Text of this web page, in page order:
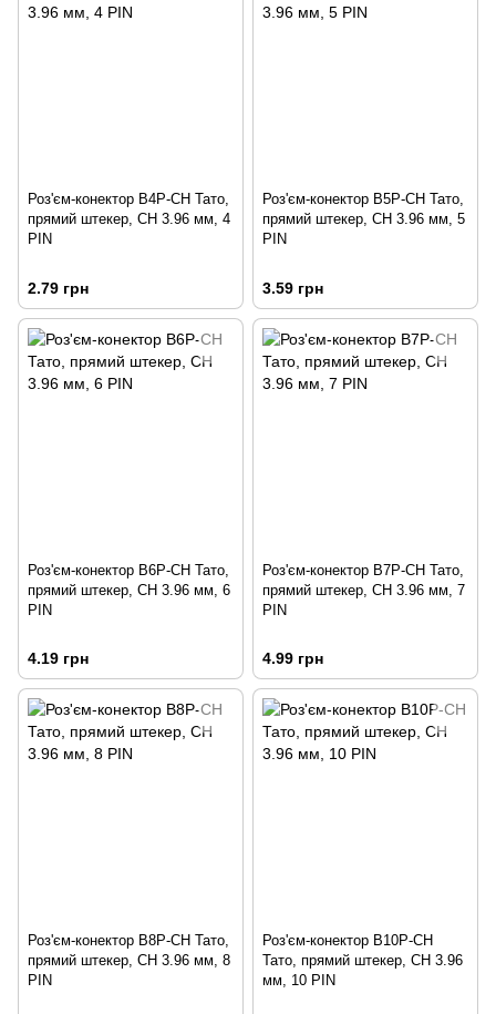
Роз'єм-конектор B4P-CH Тато,
прямий штекер, CH 3.96 мм, 4
PIN
2.79 грн
Роз'єм-конектор B5P-CH Тато,
прямий штекер, CH 3.96 мм, 5
PIN
3.59 грн
Роз'єм-конектор B6P-CH Тато,
прямий штекер, CH 3.96 мм, 6
PIN
4.19 грн
Роз'єм-конектор B7P-CH Тато,
прямий штекер, CH 3.96 мм, 7
PIN
4.99 грн
Роз'єм-конектор B8P-CH Тато,
прямий штекер, CH 3.96 мм, 8
PIN
Роз'єм-конектор B10P-CH
Тато, прямий штекер, CH 3.96
мм, 10 PIN